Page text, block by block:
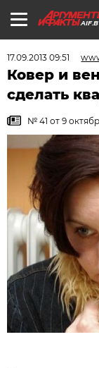
17.09.2013 09:51
Ковер и
сделать
№ 41 от 9